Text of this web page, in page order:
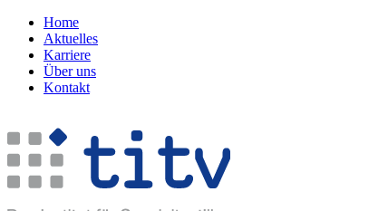
Home
Aktuelles
Karriere
Über uns
Kontakt